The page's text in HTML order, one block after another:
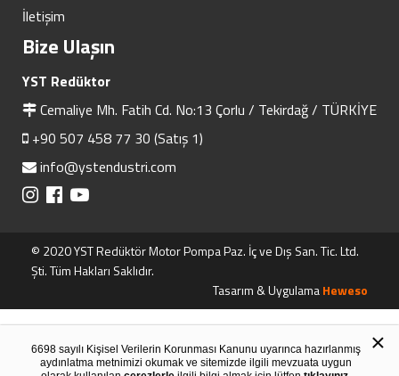
İletişim
Bize Ulaşın
YST Redüktor
Cemaliye Mh. Fatih Cd. No:13 Çorlu / Tekirdağ / TÜRKİYE
+90 507 458 77 30 (Satış 1)
info@ystendustri.com
© 2020 YST Redüktör Motor Pompa Paz. İç ve Dış San. Tic. Ltd.
Şti. Tüm Hakları Saklıdır.
Tasarım & UygulamaHeweso
×
6698 sayılı Kişisel Verilerin Korunması Kanunu uyarınca hazırlanmış
aydınlatma metnimizi okumak ve sitemizde ilgili mevzuata uygun